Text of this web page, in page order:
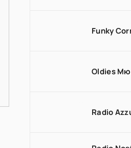
Funky
Oldies
Radio